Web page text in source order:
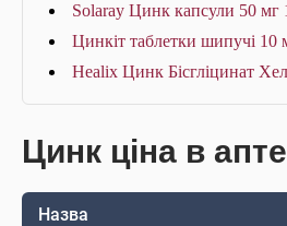
Solaray Цинк капсули 50 мг
Цинкіт таблетки шипучі 10
Healix Цинк Бісгліцинат
Цинк ціна в
Назва